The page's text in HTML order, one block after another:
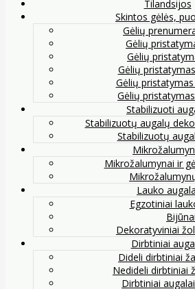
Tilandsijos
Skintos gėlės,
Gėlių
Gėlių
Gėlių
Gėlių
Gėlių
Gėlių
Stabilizuoti
Stabilizuotų augalų
Stabilizuotų
Mikrožalumynai ir
Lauko
Egzotiniai
Bijūnai
Dekoratyviniai
Dirbtiniai
Dideli dirbtiniai
Nedideli dirbtiniai
Dirbtiniai